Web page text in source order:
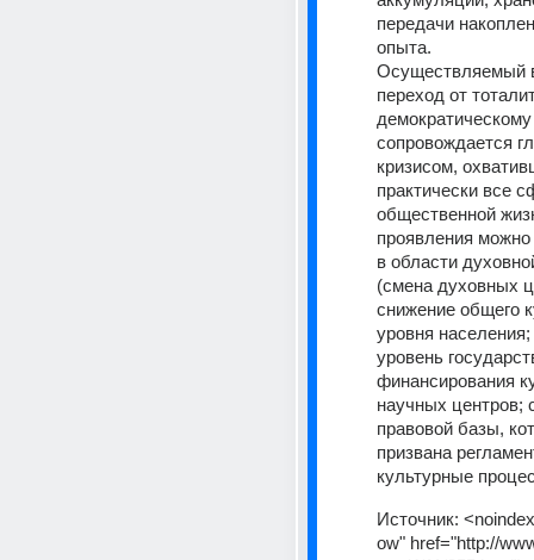
передачи
опыта.
Осуществляемый
переход от
сопровождается
кризисом,
практически все
общественной
проявления
в области
(смена духовных
снижение общего
уровня населения;
уровень
финансирования
научных центров;
правовой базы,
призвана
культурные
Источник:
ow" href="http://